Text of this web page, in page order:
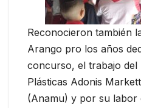
Reconocieron también
Arango pro los años
concurso, el trabajo
Plásticas Adonis
(Anamu) y por su labor